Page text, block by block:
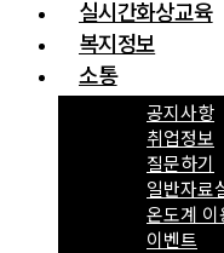
실시간화상교육
복지정보
소통
공지사항
취업정보
질문하기
일반자료
온도계
이벤트